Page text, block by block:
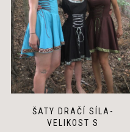
ŠATY DRAČÍ SÍLA-
VELIKOST S